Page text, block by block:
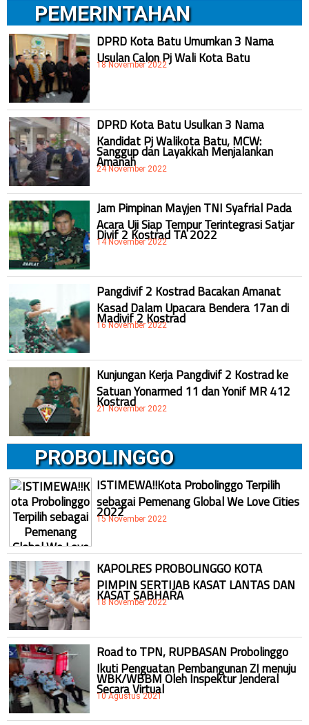
PEMERINTAHAN
DPRD Kota Batu Umumkan 3 Nama
Usulan Calon Pj Wali Kota Batu
18 November 2022
DPRD Kota Batu Usulkan 3 Nama
Kandidat Pj Walikota Batu, MCW:
Sanggup dan Layakkah Menjalankan
Amanah
24 November 2022
Jam Pimpinan Mayjen TNI Syafrial Pada
Acara Uji Siap Tempur Terintegrasi Satjar
Divif 2 Kostrad TA 2022
14 November 2022
Pangdivif 2 Kostrad Bacakan Amanat
Kasad Dalam Upacara Bendera 17an di
Madivif 2 Kostrad
16 November 2022
Kunjungan Kerja Pangdivif 2 Kostrad ke
Satuan Yonarmed 11 dan Yonif MR 412
Kostrad
21 November 2022
PROBOLINGGO
ISTIMEWA!!Kota Probolinggo Terpilih
sebagai Pemenang Global We Love Cities
2022
15 November 2022
KAPOLRES PROBOLINGGO KOTA
PIMPIN SERTIJAB KASAT LANTAS DAN
KASAT SABHARA
18 November 2022
Road to TPN, RUPBASAN Probolinggo
Ikuti Penguatan Pembangunan ZI menuju
WBK/WBBM Oleh Inspektur Jenderal
Secara Virtual
10 Agustus 2021